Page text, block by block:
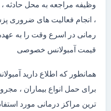
وظیفه مراجعه به محل حادثه
، انجام فعالیت های ضروری
رمانی در اسرع وقت را به
قیمت آمبولانس خصوصی
همانطور که اطلاع دارید
برای حمل انواع بیماران ،
ترین مراکز درمانی مورد